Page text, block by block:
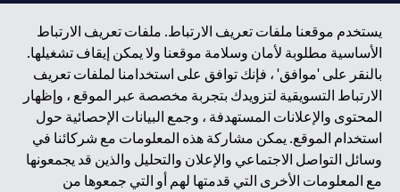
يستخدم موقعنا ملفات تعريف الارتباط. ملفات تعريف الارتباط
الأساسية مطلوبة لأمان وسلامة موقعنا ولا يمكن إيقاف تشغيلها.
بالنقر على 'موافق' ، فإنك توافق على استخدامنا لملفات تعريف
الارتباط التسويقية لتزويدك بتجربة مخصصة عبر الموقع ، وإظهار
المحتوى والإعلانات المستهدفة ، وجمع البيانات الإحصائية حول
استخدام الموقع. يمكن مشاركة هذه المعلومات مع شركائنا في
وسائل التواصل الاجتماعي والإعلان والتحليل والذين قد يجمعونها
مع المعلومات الأخرى التي قدمتها لهم أو التي جمعوها من
سيتي بنك إن. إيه. الإمارات مسجل لدى مصرف الإمارات المركزي تحت
أرقام التراخيص 202563 لفرع الوصل في دبي، 531989 لفرع مول
الإمارات في دبي، وCN-1002019لفرع أبوظبي. هاتف: 4000 311 04.
فرع سيتي بنك إن إيه - الإمارات العربية المتحدة مرخص من مصرف
الإمارات العربية المتحدة المركزي كفرع لبنك أجنبي.
سيتي بنك إن إيه الإمارات العربية المتحدة مرخص من هيئة الأوراق المالية
والسلع في الإمارات العربية المتحدة ("SCA") للقيام بالنشاط المالي لـ أ)